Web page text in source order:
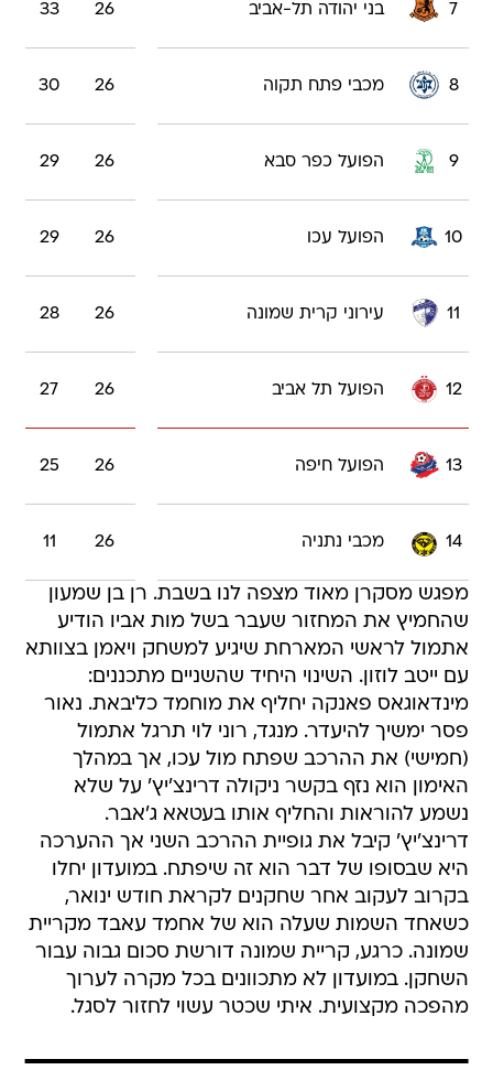
7 בני יהודה תל-אביב 26
33
8 מכבי פתח תקוה 26
30
9 הפועל כפר סבא 26
29
10 הפועל עכו 26
29
11 עירוני קרית שמונה 26
28
12 הפועל תל אביב 26
27
13 הפועל חיפה 26
25
14 מכבי נתניה 26
11
מפגש מסקרן מאוד מצפה לנו בשבת. רן בן שמעון
שהחמיץ את המחזור שעבר בשל מות אביו הודיע
אתמול לראשי המארחת שיגיע למשחק ויאמן בצוותא
עם ייטב לוזון. השינוי היחיד שהשניים מתכננים:
מינדאוגאס פאנקה יחליף את מוחמד כליבאת. נאור
פסר ימשיך להיעדר. מנגד, רוני לוי תרגל אתמול
(חמישי) את ההרכב שפתח מול עכו, אך במהלך
האימון הוא נזף בקשר ניקולה דרינצ'יץ' על שלא
נשמע להוראות והחליף אותו בעטאא ג'אבר.
דרינצ'יץ' קיבל את גופיית ההרכב השני אך ההערכה
היא שבסופו של דבר הוא זה שיפתח. במועדון יחלו
בקרוב לעקוב אחר שחקנים לקראת חודש ינואר,
כשאחד השמות שעלה הוא של אחמד עאבד מקריית
שמונה. כרגע, קריית שמונה דורשת סכום גבוה עבור
השחקן. במועדון לא מתכוונים בכל מקרה לערוך
מהפכה מקצועית. איתי שכטר עשוי לחזור לסגל.